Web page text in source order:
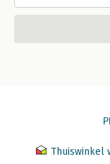
Thuiswinkel